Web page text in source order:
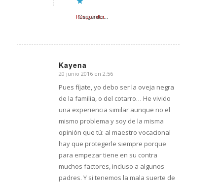
Cargando...
Responder
Kayena
Dice:
20 junio 2016 en 2:56
Pues fíjate, yo debo ser la oveja negra
de la familia, o del cotarro… He vivido
una experiencia similar aunque no el
mismo problema y soy de la misma
opinión que tú: al maestro vocacional
hay que protegerle siempre porque
para empezar tiene en su contra
muchos factores, incluso a algunos
padres. Y si tenemos la mala suerte de